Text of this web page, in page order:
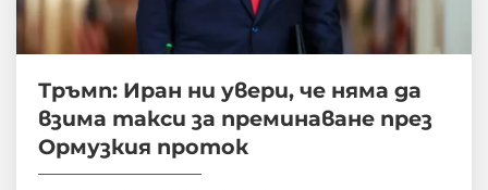
Тръмп: Иран ни увери, че няма да
взима такси за преминаване през
Ормузкия проток